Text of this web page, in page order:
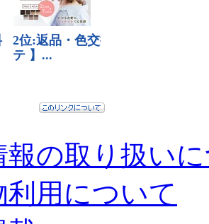
報の取り扱い
利用について